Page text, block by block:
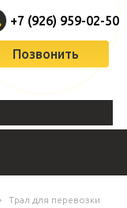
+7 (926) 959-02-50
Позвонить
Трал для перевозки